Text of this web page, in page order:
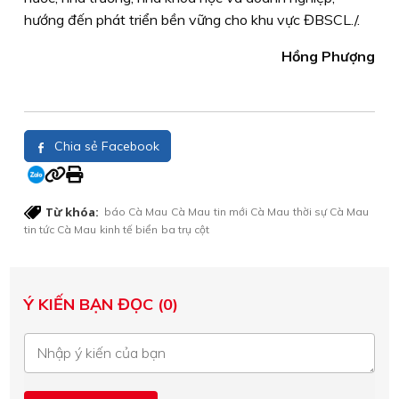
hướng đến phát triển bền vững cho khu vực ĐBSCL./.
Hồng Phượng
Chia sẻ Facebook
Từ khóa: báo Cà Mau Cà Mau tin mới Cà Mau thời sự Cà Mau
tin tức Cà Mau kinh tế biển ba trụ cột
Ý KIẾN BẠN ĐỌC (0)